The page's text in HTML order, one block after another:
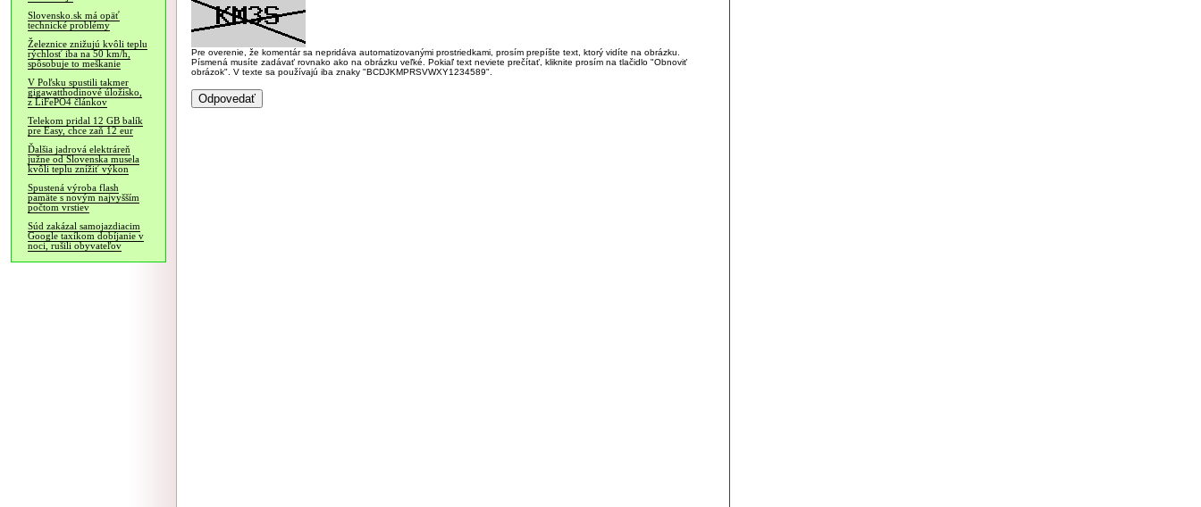
Slovensko.sk má opäť
technické problémy
Železnice znižujú kvôli teplu
rýchlosť iba na 50 km/h,
spôsobuje to meškanie
V Poľsku spustili takmer
gigawatthodinové úložisko,
z LiFePO4 článkov
Telekom pridal 12 GB balík
pre Easy, chce zaň 12 eur
Ďalšia jadrová elektráreň
južne od Slovenska musela
kvôli teplu znížiť výkon
Spustená výroba flash
pamäte s novým najvyšším
počtom vrstiev
Súd zakázal samojazdiacim
Google taxíkom dobíjanie v
noci, rušili obyvateľov
Pre overenie, že komentár sa nepridáva automatizovanými prostriedkami, prosím prepíšte text, ktorý vidíte na obrázku.
Písmená musíte zadávať rovnako ako na obrázku veľké. Pokiaľ text neviete prečítať, kliknite prosím na tlačidlo "Obnoviť
obrázok". V texte sa používajú iba znaky "BCDJKMPRSVWXY1234589".